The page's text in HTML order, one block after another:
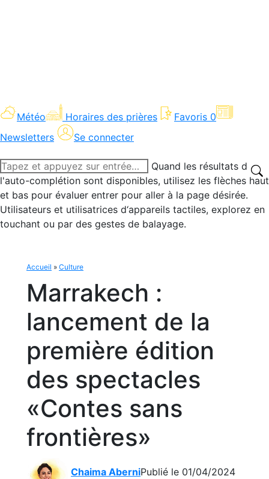
Météo Horaires des prières Favoris 0
Newsletters
Se connecter
Recherche
:
Quand les résultats de
l'auto-complétion sont disponibles, utilisez les flèches haut
et bas pour évaluer entrer pour aller à la page désirée.
Utilisateurs et utilisatrices d‘appareils tactiles, explorez en
touchant ou par des gestes de balayage.
Accueil » Culture
Marrakech :
lancement de la
première édition
des spectacles
«Contes sans
frontières»
Chaima AberniPublié le 01/04/2024